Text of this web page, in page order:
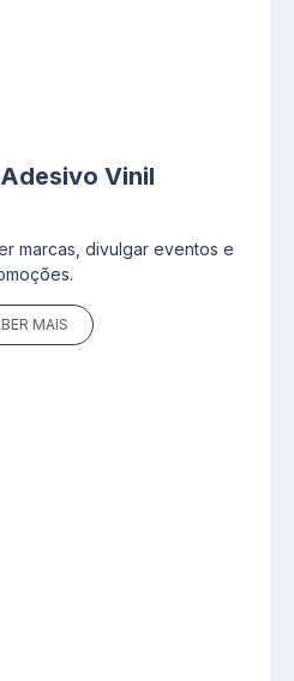
Vinil
marcas, divulgar eventos e
MAIS